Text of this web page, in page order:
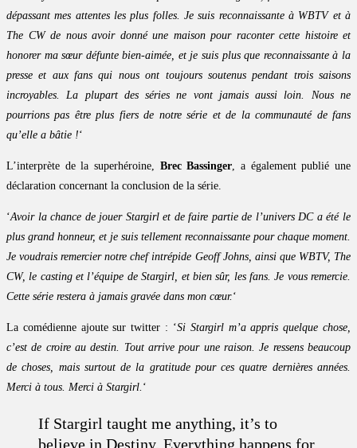
dépassant mes attentes les plus folles. Je suis reconnaissante à WBTV et à
The CW de nous avoir donné une maison pour raconter cette histoire et
honorer ma sœur défunte bien-aimée, et je suis plus que reconnaissante à la
presse et aux fans qui nous ont toujours soutenus pendant trois saisons
incroyables. La plupart des séries ne vont jamais aussi loin. Nous ne
pourrions pas être plus fiers de notre série et de la communauté de fans
qu’elle a bâtie !‘
L’interprète de la superhéroine, Brec Bassinger, a également publié une
déclaration concernant la conclusion de la série.
‘Avoir la chance de jouer Stargirl et de faire partie de l’univers DC a été le
plus grand honneur, et je suis tellement reconnaissante pour chaque moment.
Je voudrais remercier notre chef intrépide Geoff Johns, ainsi que WBTV, The
CW, le casting et l’équipe de Stargirl, et bien sûr, les fans. Je vous remercie.
Cette série restera à jamais gravée dans mon cœur.‘
La comédienne ajoute sur twitter : ‘Si Stargirl m’a appris quelque chose,
c’est de croire au destin. Tout arrive pour une raison. Je ressens beaucoup
de choses, mais surtout de la gratitude pour ces quatre dernières années.
Merci à tous. Merci à Stargirl. ‘
If Stargirl taught me anything, it’s to
believe in Destiny. Everything happens for